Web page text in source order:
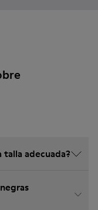
talla adecuada?